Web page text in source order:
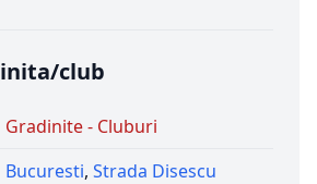
club
Gradinite - Cluburi
Bucuresti, Strada Disescu